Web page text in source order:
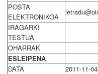
POSTA
ELEKTRONIKOA
IRAGARKI
TESTUA
OHARRAK
ESLEIPENA
DATA
2011-11-